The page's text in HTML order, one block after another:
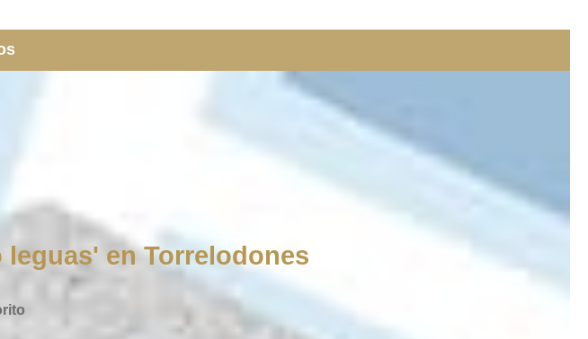
leguas' en Torrelodones